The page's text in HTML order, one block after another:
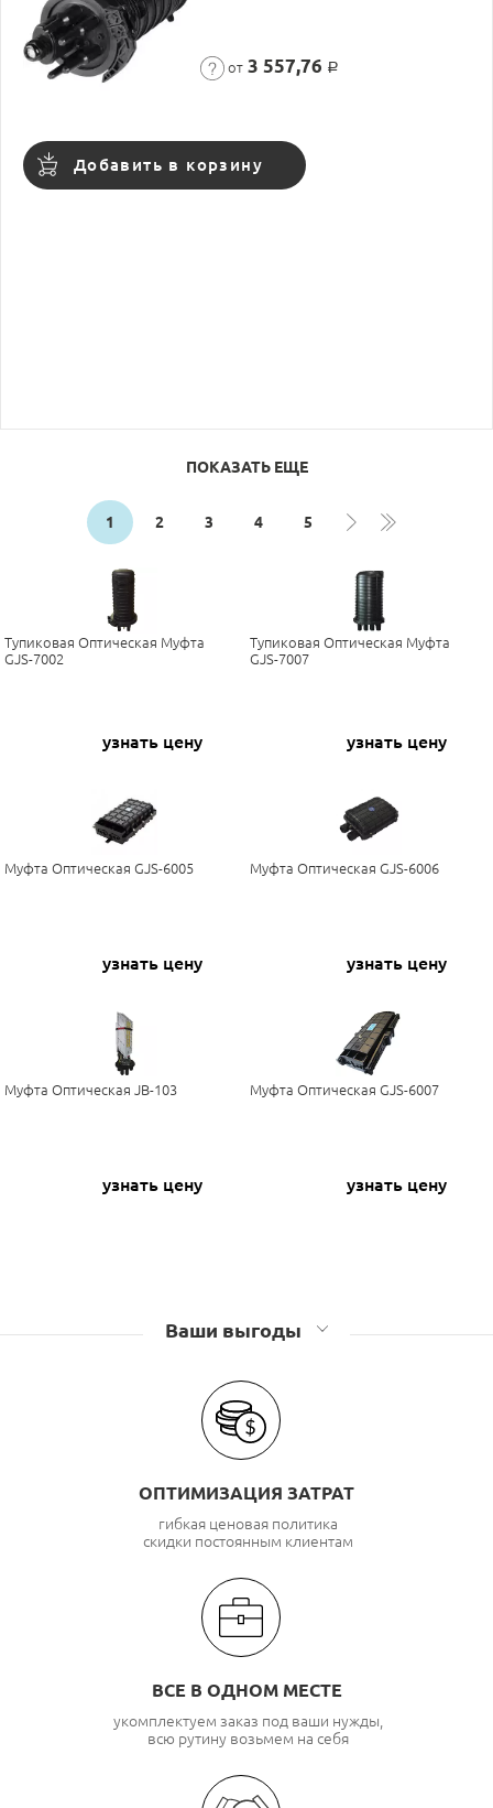
от 3 557,76 Р
Добавить в корзину
ПОКАЗАТЬ ЕЩЕ
1 2 3 4 5
Тупиковая Оптическая Муфта
GJS-7002
узнать цену
Тупиковая Оптическая Муфта
GJS-7007
узнать цену
Муфта Оптическая GJS-6005
узнать цену
Муфта Оптическая GJS-6006
узнать цену
Муфта Оптическая JB-103
узнать цену
Муфта Оптическая GJS-6007
узнать цену
Ваши выгоды
ОПТИМИЗАЦИЯ ЗАТРАТ
гибкая ценовая политика
скидки постоянным клиентам
ВСЕ В ОДНОМ МЕСТЕ
укомплектуем заказ под ваши нужды,
всю рутину возьмем на себя